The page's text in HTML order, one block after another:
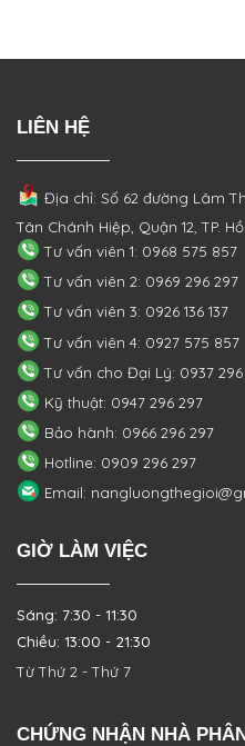
LIÊN HỆ
Địa chỉ: Số 62 đường Lâm
Tân Chánh Hiệp, Quận 12, TP.
Tư vấn viên 1: 0968 575 857
Tư vấn viên 2: 0969 296 297
Tư vấn viên 3: 0926 136 137
Tư vấn viên 4: 0927 575 857
Tư vấn cho Đại Lý: 0937 296
Kỹ thuật: 0947 296 297
Bảo hành: 0966 296 297
Hotline: 0909 296 297
Email:
GIỜ LÀM VIỆC
Sáng: 7:30 - 11:30
Chiều: 13:00 - 21:30
Từ Thứ 2 - Thứ 7
CHỨNG NHẬN NHÀ